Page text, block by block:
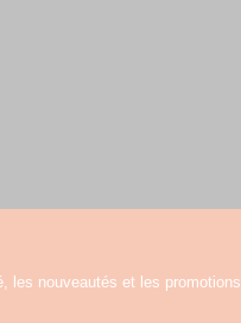
les nouveautés et les promotions